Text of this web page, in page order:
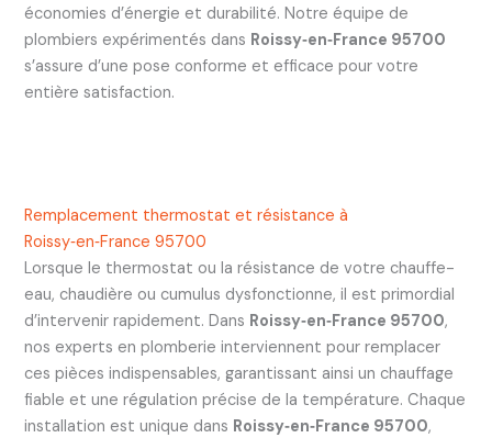
économies d’énergie et durabilité. Notre équipe de
plombiers expérimentés dans Roissy‑en‑France 95700
s’assure d’une pose conforme et efficace pour votre
entière satisfaction.
Remplacement thermostat et résistance à
Roissy‑en‑France 95700
Lorsque le thermostat ou la résistance de votre chauffe-
eau, chaudière ou cumulus dysfonctionne, il est primordial
d’intervenir rapidement. Dans Roissy‑en‑France 95700,
nos experts en plomberie interviennent pour remplacer
ces pièces indispensables, garantissant ainsi un chauffage
fiable et une régulation précise de la température. Chaque
installation est unique dans Roissy‑en‑France 95700,